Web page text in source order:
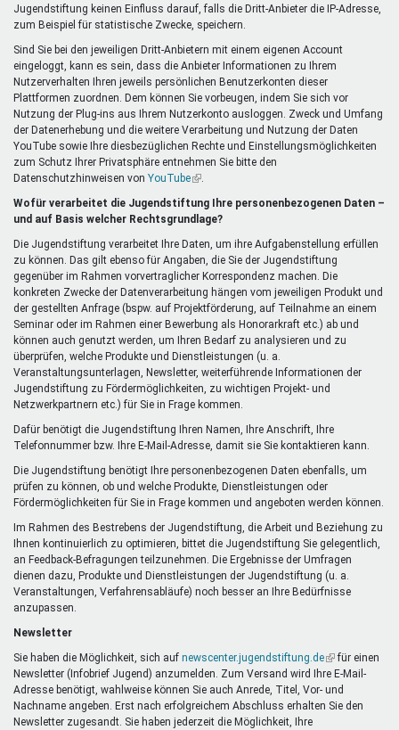
Jugendstiftung keinen Einfluss darauf, falls die Dritt-Anbieter die IP-Adresse,
zum Beispiel für statistische Zwecke, speichern.
Sind Sie bei den jeweiligen Dritt-Anbietern mit einem eigenen Account
eingeloggt, kann es sein, dass die Anbieter Informationen zu Ihrem
Nutzerverhalten Ihren jeweils persönlichen Benutzerkonten dieser
Plattformen zuordnen. Dem können Sie vorbeugen, indem Sie sich vor
Nutzung der Plug-ins aus Ihrem Nutzerkonto ausloggen. Zweck und Umfang
der Datenerhebung und die weitere Verarbeitung und Nutzung der Daten
YouTube sowie Ihre diesbezüglichen Rechte und Einstellungsmöglichkeiten
zum Schutz Ihrer Privatsphäre entnehmen Sie bitte den
Datenschutzhinweisen von YouTube(Link
extern)
Wofür verarbeitet die Jugendstiftung Ihre personenbezogenen Daten –
und auf Basis welcher Rechtsgrundlage?
Die Jugendstiftung verarbeitet Ihre Daten, um ihre Aufgabenstellung erfüllen
zu können. Das gilt ebenso für Angaben, die Sie der Jugendstiftung
gegenüber im Rahmen vorvertraglicher Korrespondenz machen. Die
konkreten Zwecke der Datenverarbeitung hängen vom jeweiligen Produkt und
der gestellten Anfrage (bspw. auf Projektförderung, auf Teilnahme an einem
Seminar oder im Rahmen einer Bewerbung als Honorarkraft etc.) ab und
können auch genutzt werden, um Ihren Bedarf zu analysieren und zu
überprüfen, welche Produkte und Dienstleistungen (u. a.
Veranstaltungsunterlagen, Newsletter, weiterführende Informationen der
Jugendstiftung zu Fördermöglichkeiten, zu wichtigen Projekt- und
Netzwerkpartnern etc.) für Sie in Frage kommen.
Dafür benötigt die Jugendstiftung Ihren Namen, Ihre Anschrift, Ihre
Telefonnummer bzw. Ihre E-Mail-Adresse, damit sie Sie kontaktieren kann.
Die Jugendstiftung benötigt Ihre personenbezogenen Daten ebenfalls, um
prüfen zu können, ob und welche Produkte, Dienstleistungen oder
Fördermöglichkeiten für Sie in Frage kommen und angeboten werden können.
Im Rahmen des Bestrebens der Jugendstiftung, die Arbeit und Beziehung zu
Ihnen kontinuierlich zu optimieren, bittet die Jugendstiftung Sie gelegentlich,
an Feedback-Befragungen teilzunehmen. Die Ergebnisse der Umfragen
dienen dazu, Produkte und Dienstleistungen der Jugendstiftung (u. a.
Veranstaltungen, Verfahrensabläufe) noch besser an Ihre Bedürfnisse
anzupassen.
Newsletter
Sie haben die Möglichkeit, sich auf newscenter.jugendstiftung.de(Link
ist
extern)
für einen
Newsletter (Infobrief Jugend) anzumelden. Zum Versand wird Ihre E-Mail-
Adresse benötigt, wahlweise können Sie auch Anrede, Titel, Vor- und
Nachname angeben. Erst nach erfolgreichem Abschluss erhalten Sie den
Newsletter zugesandt. Sie haben jederzeit die Möglichkeit, Ihre